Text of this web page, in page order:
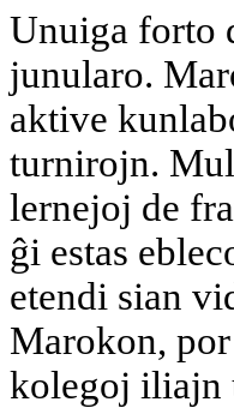
Unuiga forto
junularo.
aktive
turnirojn.
lernejoj de
ĝi estas
etendi sian
Marokon,
kolegoj iliajn